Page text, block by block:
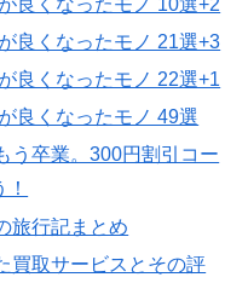
良くなったモノ 21選+3
良くなったモノ 22選+1
良くなったモノ 49選
う卒業。300円割引コー
旅行記まとめ
買取サービスとその評